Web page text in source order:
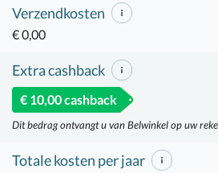
Verzendkosten
€ 0,00
Extra cashback
€ 10,00 cashback
Dit bedrag ontvangt u van Belwinkel op uw
Totale kosten per jaar